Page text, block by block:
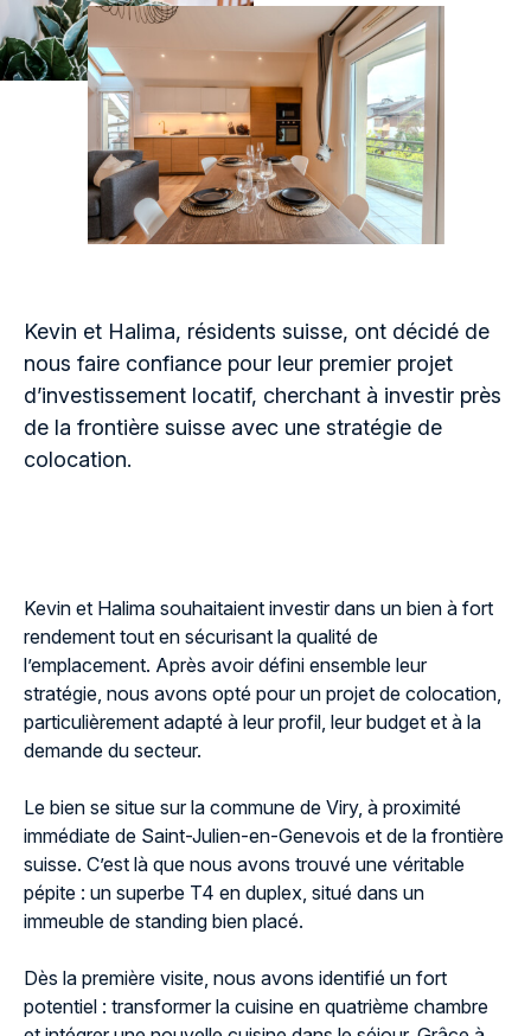
Kevin et Halima, résidents suisse, ont décidé de
nous faire confiance pour leur premier projet
d’investissement locatif, cherchant à investir près
de la frontière suisse avec une stratégie de
colocation.
Kevin et Halima souhaitaient investir dans un bien à fort
rendement tout en sécurisant la qualité de
l’emplacement. Après avoir défini ensemble leur
stratégie, nous avons opté pour un projet de colocation,
particulièrement adapté à leur profil, leur budget et à la
demande du secteur.
Le bien se situe sur la commune de Viry, à proximité
immédiate de Saint-Julien-en-Genevois et de la frontière
suisse. C’est là que nous avons trouvé une véritable
pépite : un superbe T4 en duplex, situé dans un
immeuble de standing bien placé.
Dès la première visite, nous avons identifié un fort
potentiel : transformer la cuisine en quatrième chambre